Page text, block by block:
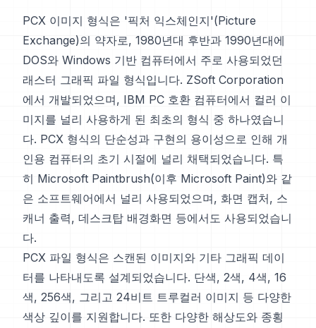
PCX 이미지 형식은 '픽처 익스체인지'(Picture
Exchange)의 약자로, 1980년대 후반과 1990년대에
DOS와 Windows 기반 컴퓨터에서 주로 사용되었던
래스터 그래픽 파일 형식입니다. ZSoft Corporation
에서 개발되었으며, IBM PC 호환 컴퓨터에서 컬러 이
미지를 널리 사용하게 된 최초의 형식 중 하나였습니
다. PCX 형식의 단순성과 구현의 용이성으로 인해 개
인용 컴퓨터의 초기 시절에 널리 채택되었습니다. 특
히 Microsoft Paintbrush(이후 Microsoft Paint)와 같
은 소프트웨어에서 널리 사용되었으며, 화면 캡처, 스
캐너 출력, 데스크탑 배경화면 등에서도 사용되었습니
다.
PCX 파일 형식은 스캔된 이미지와 기타 그래픽 데이
터를 나타내도록 설계되었습니다. 단색, 2색, 4색, 16
색, 256색, 그리고 24비트 트루컬러 이미지 등 다양한
색상 깊이를 지원합니다. 또한 다양한 해상도와 종횡